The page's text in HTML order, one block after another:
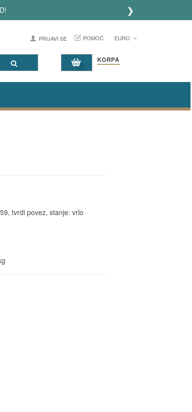
❯
PRIJAVI SE POMOĆ EURO
KORPA
tvrdi povez, stanje: vrlo